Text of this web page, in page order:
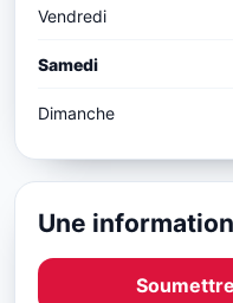
Vendredi
Samedi
Dimanche
Une